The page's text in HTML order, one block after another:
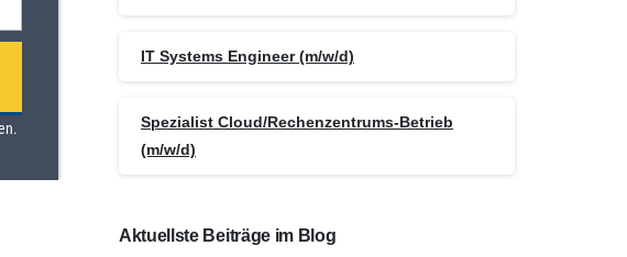
IT Systems Engineer (m/w/d)
Spezialist Cloud/Rechenzentrums-Betrieb
(m/w/d)
Aktuellste Beiträge im Blog